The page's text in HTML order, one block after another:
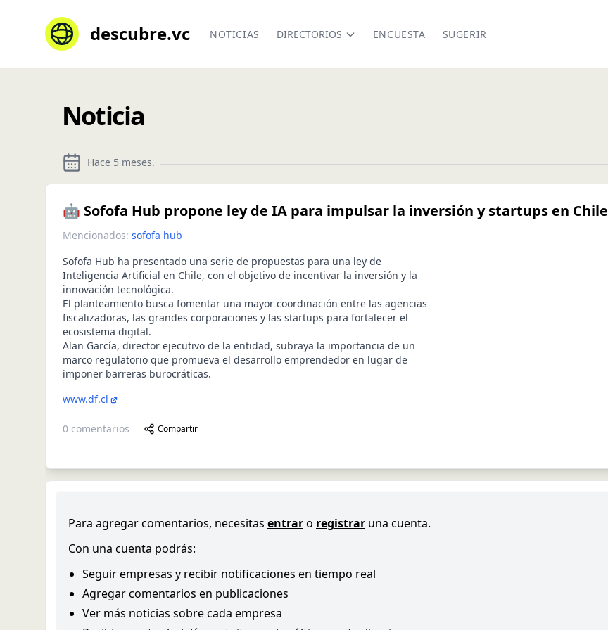
descubre.vc NOTICIAS DIRECTORIOS ENCUESTA SUGERIR
Noticia
Hace 5 meses.
🤖 Sofofa Hub propone ley de IA para impulsar la inversión y startups en Chile
Mencionados: sofofa hub
Sofofa Hub ha presentado una serie de propuestas para una ley de
Inteligencia Artificial en Chile, con el objetivo de incentivar la inversión y la
innovación tecnológica.
El planteamiento busca fomentar una mayor coordinación entre las agencias
fiscalizadoras, las grandes corporaciones y las startups para fortalecer el
ecosistema digital.
Alan García, director ejecutivo de la entidad, subraya la importancia de un
marco regulatorio que promueva el desarrollo emprendedor en lugar de
imponer barreras burocráticas.
www.df.cl
0 comentarios Compartir
Para agregar comentarios, necesitas entraro registrar una cuenta.
Con una cuenta podrás:
Seguir empresas y recibir notificaciones en tiempo real
Agregar comentarios en publicaciones
Ver más noticias sobre cada empresa